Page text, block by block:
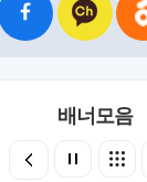
배너모음